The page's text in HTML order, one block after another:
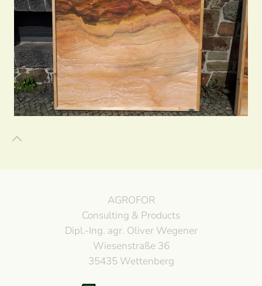
Lackprofile
AGROFOR
Consulting & Products
Dipl.-Ing. agr. Oliver Wegener
Wiesenstraße 36
35435 Wettenberg